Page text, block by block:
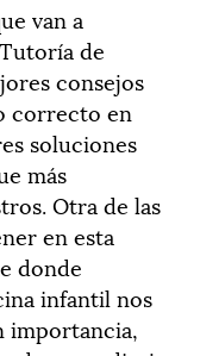
van a
de
consejos
correcto en
soluciones
más
Otra de las
en esta
donde
infantil nos
importancia,